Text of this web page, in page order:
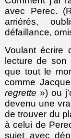
avec Perec.
arriérés,
défaillance,
Voulant écrire
lecture de son
que tout le
comme
regrette ») ou
devenu une
de trouver du
à celui de
sujet avec